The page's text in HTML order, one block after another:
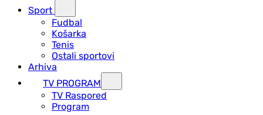
Sport
Fudbal
Košarka
Tenis
Ostali sportovi
Arhiva
TV PROGRAM
ТV Raspored
Program